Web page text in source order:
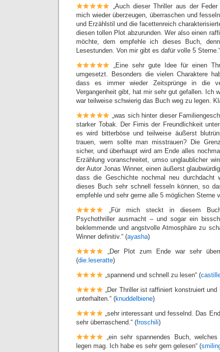
„Auch dieser Thriller aus der
mich wieder überzeugen, überraschen und
und Erzählstil und die facettenreich
diesen tollen Plot abzurunden. Wer also einen
möchte, dem empfehle ich dieses Buch,
Lesestunden. Von mir gibt es dafür volle 5
„Eine sehr gute Idee für einen
umgesetzt. Besonders die vielen Charaktere
dass es immer wieder Zeitsprünge in die
Vergangenheit gibt, hat mir sehr gut gefallen. Ich
war teilweise schwierig das Buch weg zu legen.
„was sich hinter dieser
starker Tobak. Der Firnis der Freundlichkeit
es wird bitterböse und teilweise äußerst
trauen, wem sollte man misstrauen? Die
sicher, und überhaupt wird am Ende alles
Erzählung voranschreitet, umso unglaublicher
der Autor Jonas Winner, einen äußerst
dass die Geschichte nochmal neu
dieses Buch sehr schnell fesseln können, so
empfehle und sehr gerne alle 5 möglichen Sterne
„Für mich steckt in diesem
Psychothriller ausmacht – und sogar ein
beklemmende und angstvolle Atmosphäre zu
Winner definitiv.“ (ayasha)
„Der Plot zum Ende war sehr
(die.leseratte)
„spannend und schnell zu lesen“ (
„Der Thriller ist raffiniert konstruiert
unterhalten.“ (knuddelbiene)
„sehr interessant und fesselnd. Das
sehr überraschend.“ (froschili)
„ein sehr spannendes Buch,
legen mag. Ich habe es sehr gern gelesen“ (